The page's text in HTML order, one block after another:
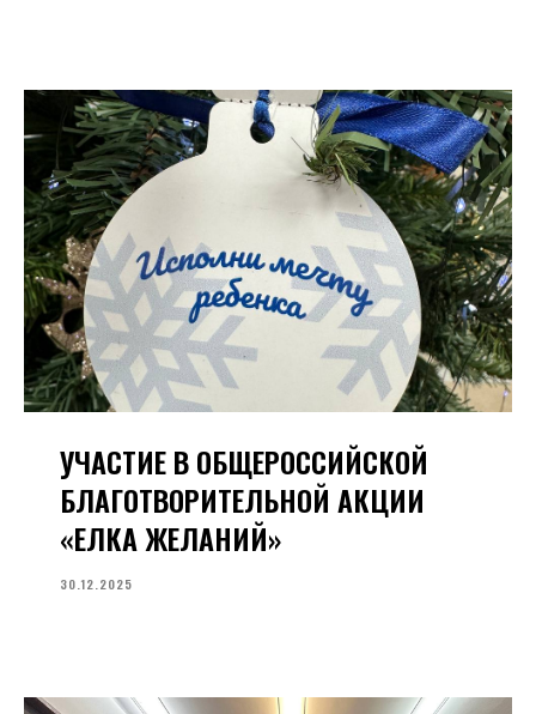
УЧАСТИЕ В ОБЩЕРОССИЙСКОЙ
БЛАГОТВОРИТЕЛЬНОЙ АКЦИИ
«ЕЛКА ЖЕЛАНИЙ»
30.12.2025